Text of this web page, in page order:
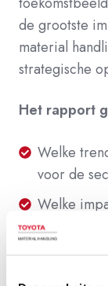
de grootste
material
strategische
Het rapport
Welke
voor de
Welke
trends
en
ontwikkelingen
zijn
van
Welke
sector?
Welke
impact
hebbenWelke
sector?
Welke